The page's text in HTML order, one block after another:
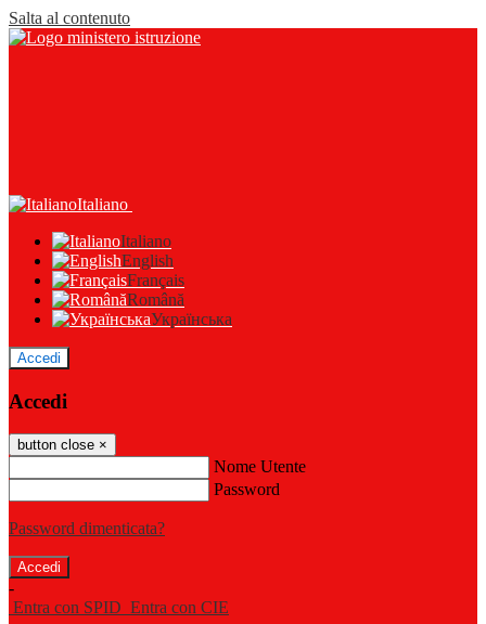
Salta al contenuto
Italiano
Italiano
English
Français
Română
Українська
Accedi
Accedi
button close ×
Nome Utente
Password
Password dimenticata?
-
Entra con SPID Entra con CIE